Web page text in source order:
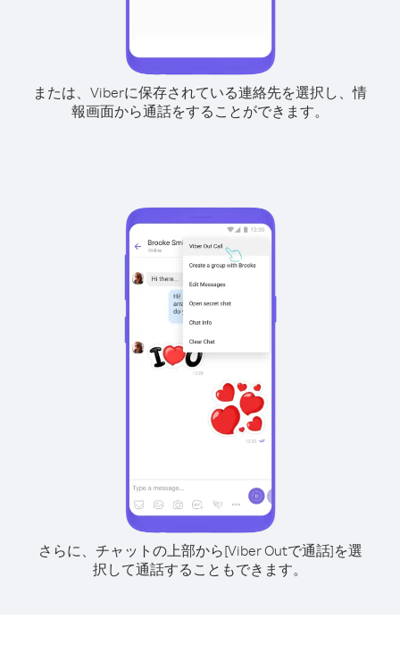
または、Viberに保存されている連絡先を選択し、情
報画面から通話をすることができます。
さらに、チャットの上部から[Viber Outで通話]を選
択して通話することもできます。